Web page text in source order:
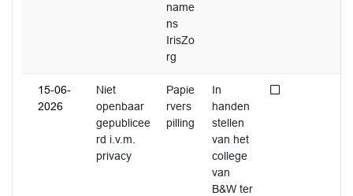
name
ns
IrisZo
rg
15-06-
2026
Niet
openbaar
gepublicee
rd i.v.m.
privacy
Papie
rvers
pilling
In
handen
stellen
van het
college
van
B&W ter
Niet afgedaan